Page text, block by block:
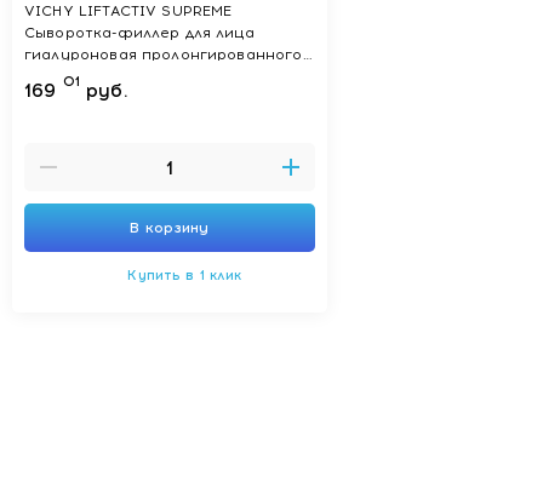
VICHY LIFTACTIV SUPREME
Сыворотка-филлер для лица
гиалуроновая пролонгированного
действия 30 мл
169 01 руб.
В корзину
Купить в 1 клик